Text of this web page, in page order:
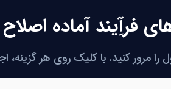
فرآِیند آماده
مرور کنید. با کلیک روی هر گزینه،